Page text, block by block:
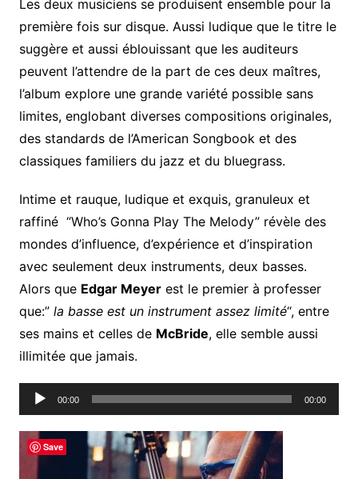
Les deux musiciens se produisent ensemble pour la
première fois sur disque. Aussi ludique que le titre le
suggère et aussi éblouissant que les auditeurs
peuvent l’attendre de la part de ces deux maîtres,
l’album explore une grande variété possible sans
limites, englobant diverses compositions originales,
des standards de l’American Songbook et des
classiques familiers du jazz et du bluegrass.
Intime et rauque, ludique et exquis, granuleux et
raffiné “Who’s Gonna Play The Melody” révèle des
mondes d’influence, d’expérience et d’inspiration
avec seulement deux instruments, deux basses.
Alors que Edgar Meyerest le premier à professer
que:” la basse est un instrument assez limité“, entre
ses mains et celles de McBride, elle semble aussi
illimitée que jamais.
Lecteur
audio
00:00 00:00
Save